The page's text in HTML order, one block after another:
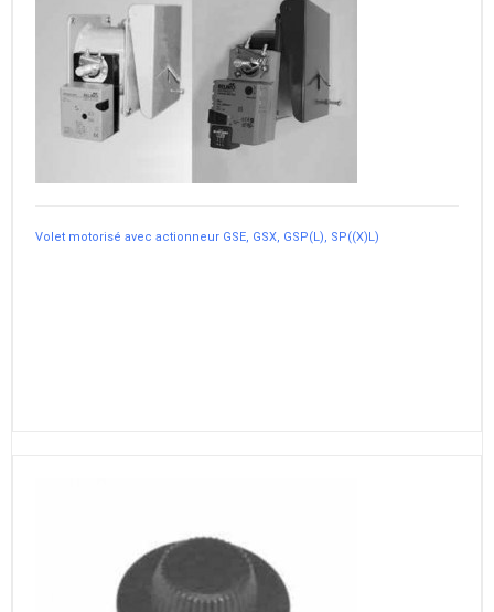
Volet motorisé avec actionneur GSE, GSX, GSP(L), SP((X)L)